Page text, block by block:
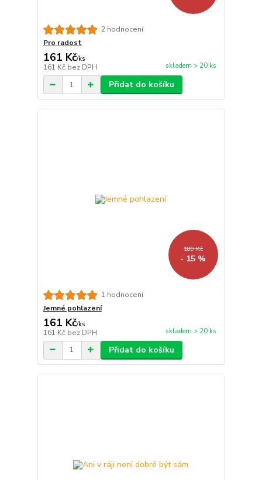
2 hodnocení
Pro radost
161 Kč/ks
161 Kč bez DPH skladem > 20 ks
Přidat do košíku
189 Kč
- 15 %
1 hodnocení
Jemné pohlazení
161 Kč/ks
161 Kč bez DPH skladem > 20 ks
Přidat do košíku